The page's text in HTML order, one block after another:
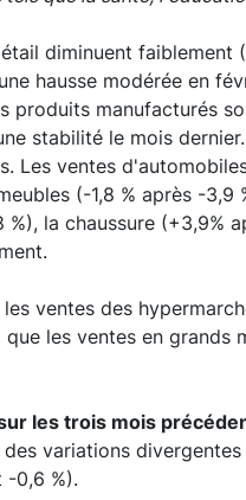
diminuent faiblement
hausse modérée en
produits manufacturés
stabilité le mois
Les ventes
(-1,8 % après -
la chaussure (+3,9%
les ventes des
les ventes en grands
les trois mois
variations
-0,6 %).